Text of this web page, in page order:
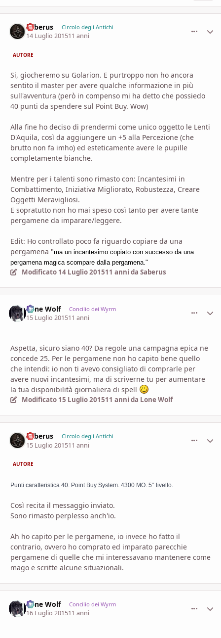
Saberus Circolo degli Antichi
14 Luglio 201511 anni
AUTORE
Si, giocheremo su Golarion. E purtroppo non ho ancora
sentito il master per avere qualche informazione in più
sull'avventura (però in compenso mi ha detto che possiedo
40 punti da spendere sul Point Buy. Wow)
Alla fine ho deciso di prendermi come unico oggetto le Lenti
D'Aquila, così da aggiungere un +5 alla Percezione (che
brutto non fa imho) ed esteticamente avere le pupille
completamente bianche.
Mentre per i talenti sono rimasto con: Incantesimi in
Combattimento, Iniziativa Migliorato, Robustezza, Creare
Oggetti Meravigliosi.
E sopratutto non ho mai speso così tanto per avere tante
pergamene da imparare/leggere.
Edit: Ho controllato poco fa riguardo copiare da una
pergamena "ma un incantesimo copiato con successo da una
pergamena magica scompare dalla pergamena."
Modificato 14 Luglio 201511 anni da Saberus
Lone Wolf Concilio dei Wyrm
15 Luglio 201511 anni
Aspetta, sicuro siano 40? Da regole una campagna epica ne
concede 25. Per le pergamene non ho capito bene quello
che intendi: io non ti avevo consigliato di comprarle per
avere nuovi incantesimi, ma di scriverne tu per aumentare
la tua disponibilità giornaliera di spell
Modificato 15 Luglio 201511 anni da Lone Wolf
Saberus Circolo degli Antichi
15 Luglio 201511 anni
AUTORE
Punti caratteristica 40. Point Buy System. 4300 MO. 5° livello.
Così recita il messaggio inviato.
Sono rimasto perplesso anch'io.
Ah ho capito per le pergamene, io invece ho fatto il
contrario, ovvero ho comprato ed imparato parecchie
pergamene di quelle che mi interessavano mantenere come
mago e scritte alcune situazionali.
Lone Wolf Concilio dei Wyrm
16 Luglio 201511 anni